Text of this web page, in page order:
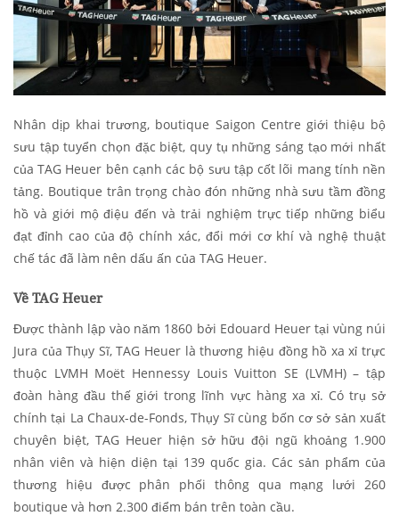
Nhân dịp khai trương, boutique Saigon Centre giới thiệu bộ
sưu tập tuyển chọn đặc biệt, quy tụ những sáng tạo mới nhất
của TAG Heuer bên cạnh các bộ sưu tập cốt lõi mang tính nền
tảng. Boutique trân trọng chào đón những nhà sưu tầm đồng
hồ và giới mộ điệu đến và trải nghiệm trực tiếp những biểu
đạt đỉnh cao của độ chính xác, đổi mới cơ khí và nghệ thuật
chế tác đã làm nên dấu ấn của TAG Heuer.
Về TAG Heuer
Được thành lập vào năm 1860 bởi Edouard Heuer tại vùng núi
Jura của Thụy Sĩ, TAG Heuer là thương hiệu đồng hồ xa xỉ trực
thuộc LVMH Moët Hennessy Louis Vuitton SE (LVMH) – tập
đoàn hàng đầu thế giới trong lĩnh vực hàng xa xỉ. Có trụ sở
chính tại La Chaux-de-Fonds, Thụy Sĩ cùng bốn cơ sở sản xuất
chuyên biệt, TAG Heuer hiện sở hữu đội ngũ khoảng 1.900
nhân viên và hiện diện tại 139 quốc gia. Các sản phẩm của
thương hiệu được phân phối thông qua mạng lưới 260
boutique và hơn 2.300 điểm bán trên toàn cầu.